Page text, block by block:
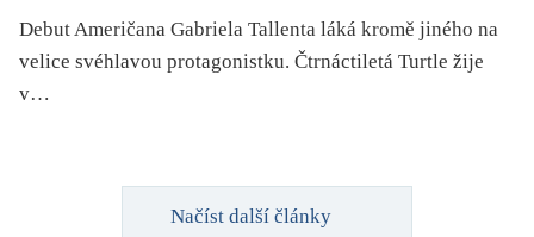
Debut Američana Gabriela Tallenta láká kromě jiného na
velice svéhlavou protagonistku. Čtrnáctiletá Turtle žije
v…
Načíst další články